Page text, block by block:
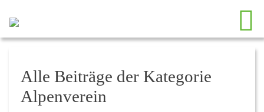
Alle Beiträge der Kategorie
Alpenverein